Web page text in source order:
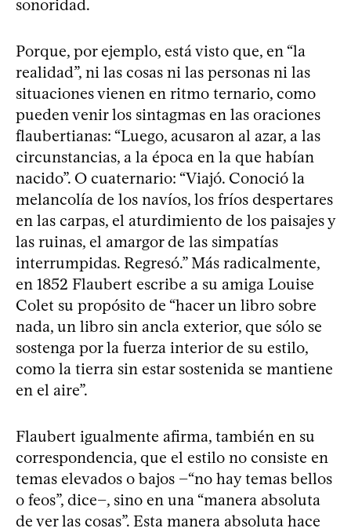
sonoridad.
Porque, por ejemplo, está visto que, en “la
realidad”, ni las cosas ni las personas ni las
situaciones vienen en ritmo ternario, como
pueden venir los sintagmas en las oraciones
flaubertianas: “Luego, acusaron al azar, a las
circunstancias, a la época en la que habían
nacido”. O cuaternario: “Viajó. Conoció la
melancolía de los navíos, los fríos despertares
en las carpas, el aturdimiento de los paisajes y
las ruinas, el amargor de las simpatías
interrumpidas. Regresó.” Más radicalmente,
en 1852 Flaubert escribe a su amiga Louise
Colet su propósito de “hacer un libro sobre
nada, un libro sin ancla exterior, que sólo se
sostenga por la fuerza interior de su estilo,
como la tierra sin estar sostenida se mantiene
en el aire”.
Flaubert igualmente afirma, también en su
correspondencia, que el estilo no consiste en
temas elevados o bajos −“no hay temas bellos
o feos”, dice−, sino en una “manera absoluta
de ver las cosas”. Esta manera absoluta hace